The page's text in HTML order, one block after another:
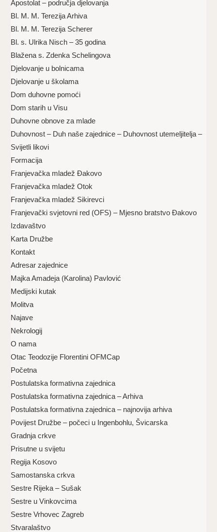
Apostolat – područja djelovanja
Bl. M. M. Terezija Arhiva
Bl. M. M. Terezija Scherer
Bl. s. Ulrika Nisch – 35 godina
Blažena s. Zdenka Schelingova
Djelovanje u bolnicama
Djelovanje u školama
Dom duhovne pomoći
Dom starih u Visu
Duhovne obnove za mlade
Duhovnost – Duh naše zajednice – Duhovnost utemeljitelja –
Svijetli likovi
Formacija
Franjevačka mladež Đakovo
Franjevačka mladež Otok
Franjevačka mladež Sikirevci
Franjevački svjetovni red (OFS) – Mjesno bratstvo Đakovo
Izdavaštvo
Karta Družbe
Kontakt
Adresar zajednice
Majka Amadeja (Karolina) Pavlović
Medijski kutak
Molitva
Najave
Nekrologij
O nama
Otac Teodozije Florentini OFMCap
Početna
Postulatska formativna zajednica
Postulatska formativna zajednica – Arhiva
Postulatska formativna zajednica – najnovija arhiva
Povijest Družbe – počeci u Ingenbohlu, Švicarska
Gradnja crkve
Prisutne u svijetu
Regija Kosovo
Samostanska crkva
Sestre Rijeka – Sušak
Sestre u Vinkovcima
Sestre Vrhovec Zagreb
Stvaralaštvo